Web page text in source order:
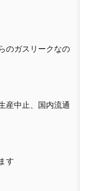
のガスリークなの
産中止、国内流通
す